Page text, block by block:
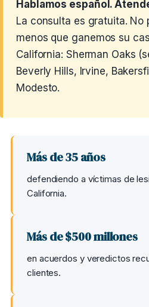
Hablamos español.
La consulta es gratuita. No
menos que ganemos su
California: Sherman Oaks
Beverly Hills, Irvine,
Modesto.
Más de 35 años
defendiendo a víctimas de
California.
Más de $500 millones
en acuerdos y veredictos
clientes.